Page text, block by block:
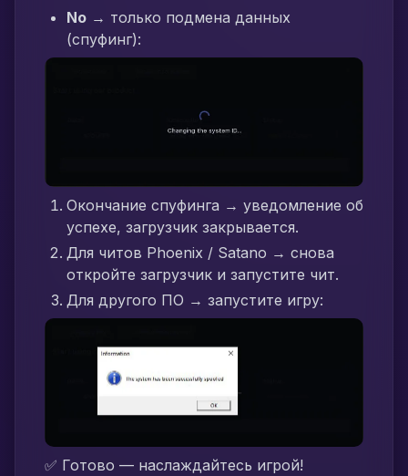
No → только подмена данных
(спуфинг):
Окончание спуфинга → уведомление об
успехе, загрузчик закрывается.
Для читов Phoenix / Satano → снова
откройте загрузчик и запустите чит.
Для другого ПО → запустите игру:
✅ Готово — наслаждайтесь игрой!